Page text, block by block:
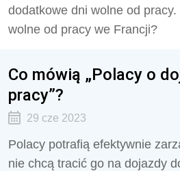
dodatkowe dni wolne od
wolne od pracy we Francji?
Co mówią „Polacy o
pracy”?
29 cze 2023
Polacy potrafią efektywnie
nie chcą tracić go na dojazdy